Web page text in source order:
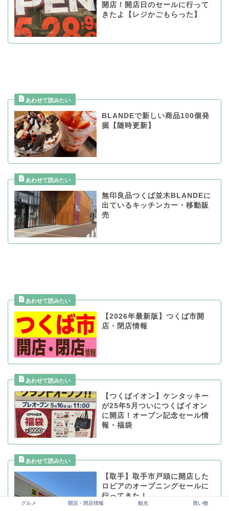
開店！開店日のセールに行って
きたよ【レジかごもらった】
BLANDEで新しい商品100個発
掘【随時更新】
無印良品つくば並木BLANDEに
出ているキッチンカー・移動販
売
【2026年最新版】つくば市開
店・閉店情報
【つくばイオン】ケンタッキー
が25年5月ついにつくばイオン
に開店！オープン記念セール情
報・福袋
【取手】取手市戸頭に開店した
ロピアのオープニングセールに
行ってきた！
グルメ 開店・閉店情報 観光 買い物